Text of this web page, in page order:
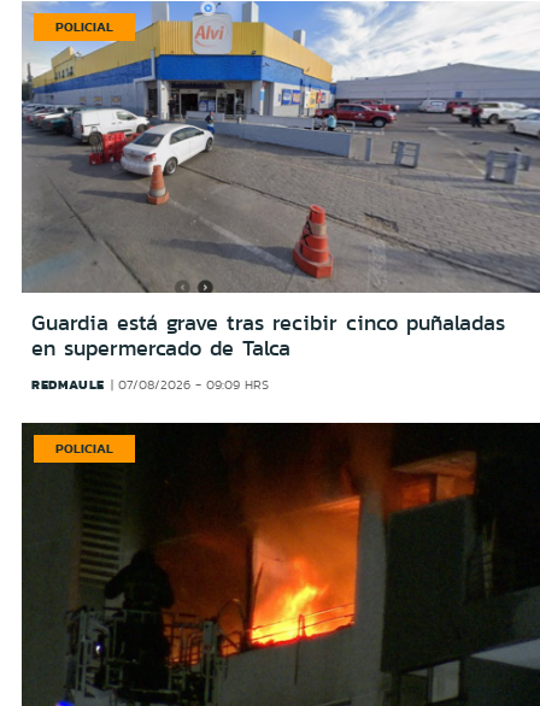
POLICIAL
Guardia está grave tras recibir cinco puñaladas
en supermercado de Talca
REDMAULE 07/08/2026 - 09:09 HRS
POLICIAL